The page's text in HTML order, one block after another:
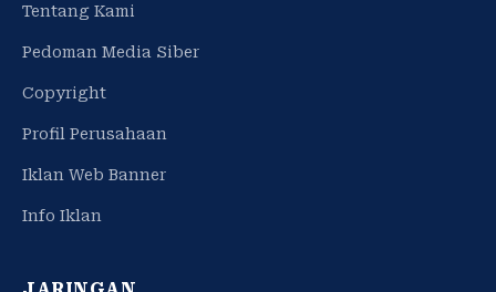
Tentang Kami
Pedoman Media Siber
Copyright
Profil Perusahaan
Iklan Web Banner
Info Iklan